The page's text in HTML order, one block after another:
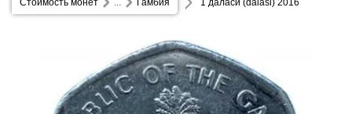
Стоимость монет Гамбия
... 1 даласи (dalasi) 2016